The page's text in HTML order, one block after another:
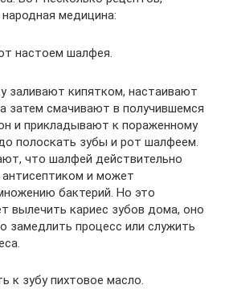
медицина:
настоем шалфея.
заливают кипятком, настаивают
затем смачивают в получившемся
и прикладывают к пораженному
полоскать зубы и рот шалфеем.
что шалфей действительно
и может
бактерий. Но это
вылечить кариес зубов дома, оно
замедлить процесс или служить
к зубу пихтовое масло.